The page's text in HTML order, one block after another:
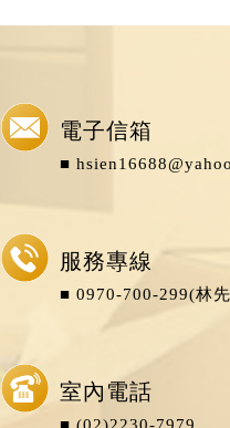
電子信箱
■
服務專線
■ 0970-700-299(林
室內電話